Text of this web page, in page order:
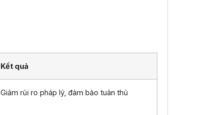
Kết quả
Giảm rủi ro pháp lý, đảm bảo tuân thủ